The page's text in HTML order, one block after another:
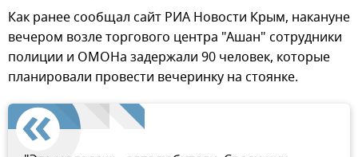
Как ранее сообщал сайт РИА Новости Крым, накануне
вечером возле торгового центра "Ашан" сотрудники
полиции и ОМОНа задержали 90 человек, которые
планировали провести вечеринку на стоянке.